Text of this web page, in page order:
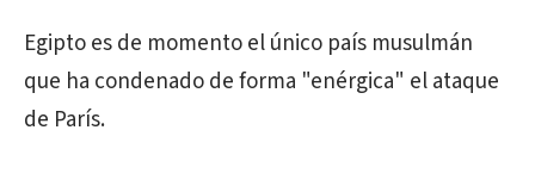
Egipto es de momento el único país musulmán
que ha condenado de forma "enérgica" el ataque
de París.